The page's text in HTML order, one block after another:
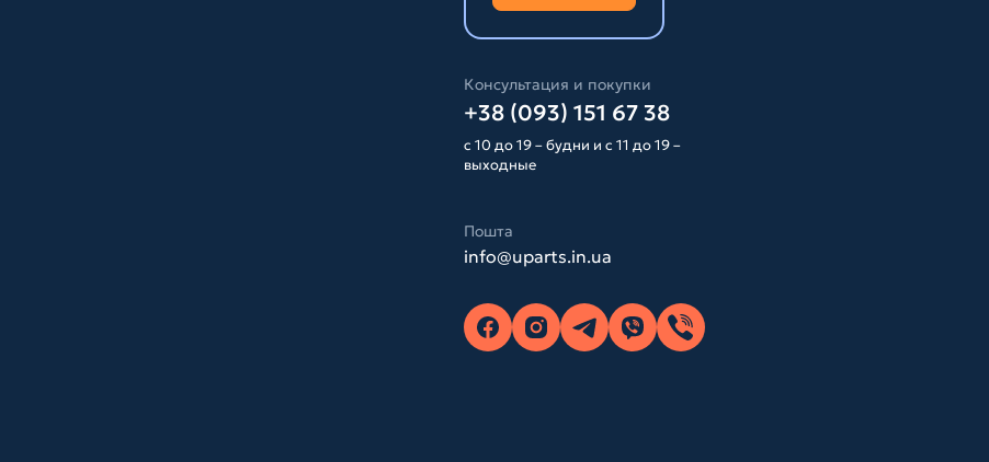
Консультация и покупки
+38 (093) 151 67 38
с 10 до 19 – будни и с 11 до 19 –
выходные
Пошта
info@uparts.in.ua